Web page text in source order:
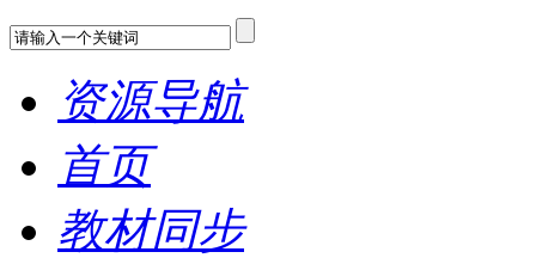
资源导航
首页
教材同步